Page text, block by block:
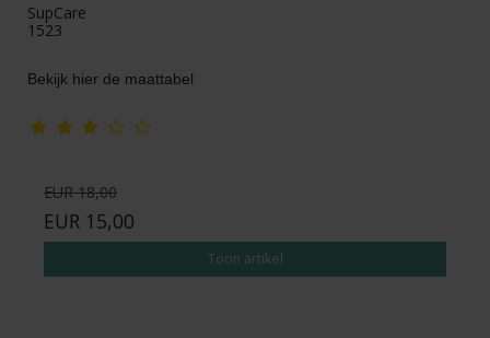
SupCare
1523
Bekijk hier de maattabel
EUR 18,00
EUR 15,00
Toon artikel